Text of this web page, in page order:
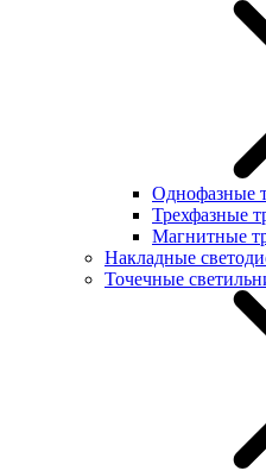
Однофазные
Трехфазные
Магнитные
Накладные
Точечные